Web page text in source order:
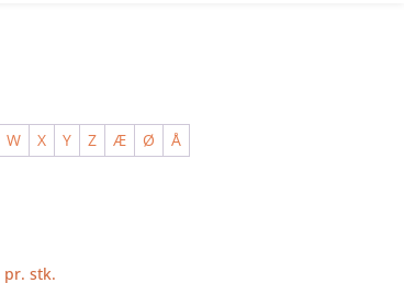
W X Y Z Æ Ø Å
pr. stk.